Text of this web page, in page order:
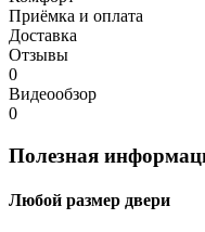
Приёмка и оплата
Доставка
Отзывы
0
Видеообзор
0
Полезная
Любой размер двери